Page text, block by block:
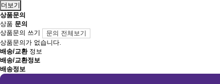
더보기
상품문의
상품 문의
상품문의 쓰기
문의 전체보기
상품문의가 없습니다.
배송/교환정보
배송/교환정보
배송정보